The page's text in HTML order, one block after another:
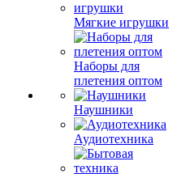
Мягкие игрушки
Наборы для
плетения оптом
Наушники
Аудиотехника